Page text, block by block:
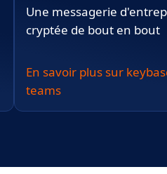
Une messagerie
cryptée de bout en bout
En savoir plus sur
teams